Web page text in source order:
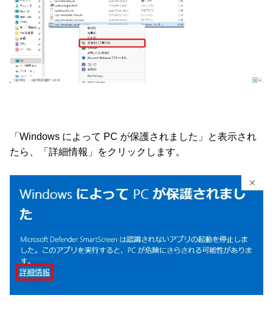
「Windows によって PC が保護されました」と表示され
たら、「詳細情報」をクリックします。